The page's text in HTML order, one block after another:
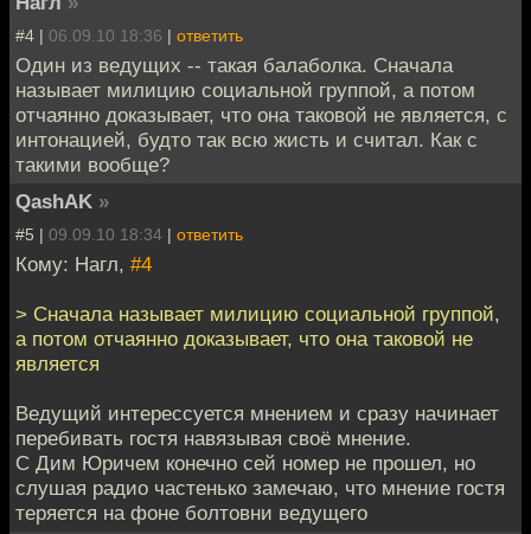
#4 | 06.09.10 18:36 | ответить
Один из ведущих -- такая балаболка. Сначала
называет милицию социальной группой, а потом
отчаянно доказывает, что она таковой не является, с
интонацией, будто так всю жисть и считал. Как с
такими вообще?
QashAK »
#5 | 09.09.10 18:34 | ответить
Кому: Нагл, #4
> Сначала называет милицию социальной группой,
а потом отчаянно доказывает, что она таковой не
является
Ведущий интерессуется мнением и сразу начинает
перебивать гостя навязывая своё мнение.
С Дим Юричем конечно сей номер не прошел, но
слушая радио частенько замечаю, что мнение гостя
теряется на фоне болтовни ведущего